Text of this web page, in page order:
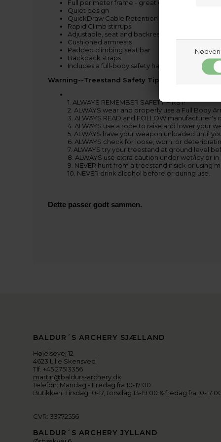
Full perimeter frame - great design for bow or
Quiet design
QuickDraw Cable Retention System
Rapid Climb stirrups
Adjustable, seat and backrest
Cushioned armrests
Padded climbing seat bar
Backpack straps
Includes a full-body safety harness
Warning--Treestand Safety Tips.
1. ALWAYS REMEMBER SAFETY FIRST!
2. ALWAYS wear and properly use a Full Body
3. ALWAYS READ and FOLLOW manufacturer's
4. ALWAYS use a rope to raise and lower your
5. ALWAYS have your weapon unloaded until
6. ALWAYS check for loose, worn, or
7. ALWAYS try your treestand at ground level
8. ALWAYS use extra caution under wet/icy or
9. NEVER hunt from a treestand if sick or using
10. NEVER drink alcohol before or during use.
Dette passer godt sammen.
BALDUR´S ARCHERY SJÆLLAND
Højelsevej 12
4623 Lille Skensved
Tlf. +45 27513356
martin@baldurs-archery.dk
Telefon: Mandag - Fredag fra 10-17:00
Butikken: Tirsdag 10-17, torsdag 13-19:00 & fredag fra 10-
CVR: 33772556
BALDUR´S ARCHERY JYLLAND